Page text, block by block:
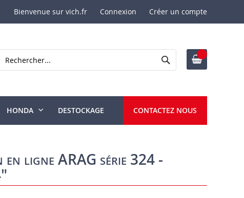
Bienvenue sur vich.fr Connexion Créer un compte
Rechercher
HONDA DESTOCKAGE CONTACTEZ NOUS
ligne ARAG série 324 -